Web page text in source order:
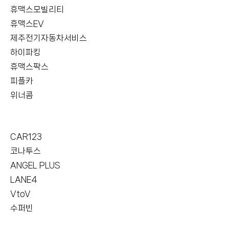
휴맥스모빌리티
휴맥스EV
제주전기자동차서비스
하이파킹
휴맥스팍스
피플카
위너콤
CAR123
코나투스
ANGEL PLUS
LANE4
VtoV
수퍼빈